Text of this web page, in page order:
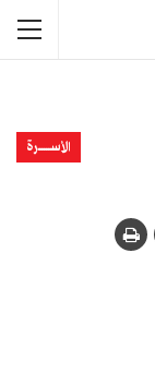
الأســــــرة